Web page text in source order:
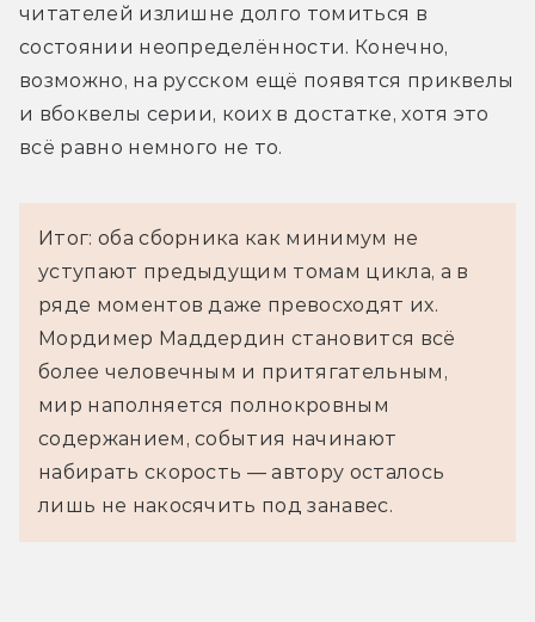
читателей излишне долго томиться в
состоянии неопределённости. Конечно,
возможно, на русском ещё появятся приквелы
и вбоквелы серии, коих в достатке, хотя это
всё равно немного не то.
Итог: оба сборника как минимум не
уступают предыдущим томам цикла, а в
ряде моментов даже превосходят их.
Мордимер Маддердин становится всё
более человечным и притягательным,
мир наполняется полнокровным
содержанием, события начинают
набирать скорость — автору осталось
лишь не накосячить под занавес.